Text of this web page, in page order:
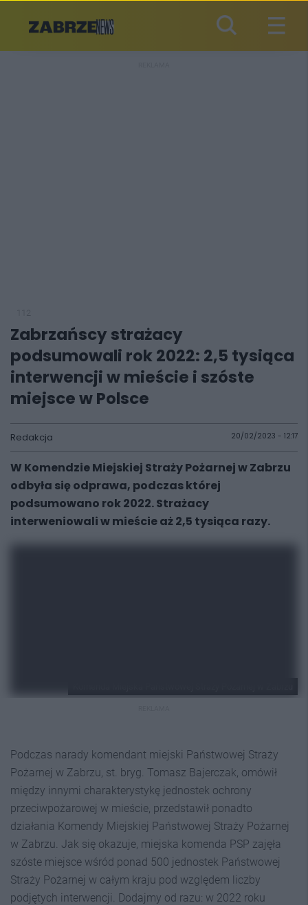
Zabrzańscy strażacy
podsumowali rok 2022: 2,5 tysiąca
interwencji w mieście i szóste
miejsce w Polsce
Redakcja 20/02/2023 - 12:17
W Komendzie Miejskiej Straży Pożarnej w Zabrzu
odbyła się odprawa, podczas której
podsumowano rok 2022. Strażacy
interweniowali w mieście aż 2,5 tysiąca razy.
Podczas narady komendant miejski Państwowej Straży
Pożarnej w Zabrzu, st. bryg. Tomasz Bajerczak, omówił
między innymi charakterystykę jednostek ochrony
przeciwpożarowej w mieście, przedstawił ponadto
działania Komendy Miejskiej Państwowej Straży Pożarnej
w Zabrzu. Jak się okazuje, miejska komenda PSP zajęła
szóste miejsce wśród ponad 500 jednostek Państwowej
Straży Pożarnej w całym kraju pod względem liczby
podjętych interwencji. Dodajmy od razu: w 2022 roku